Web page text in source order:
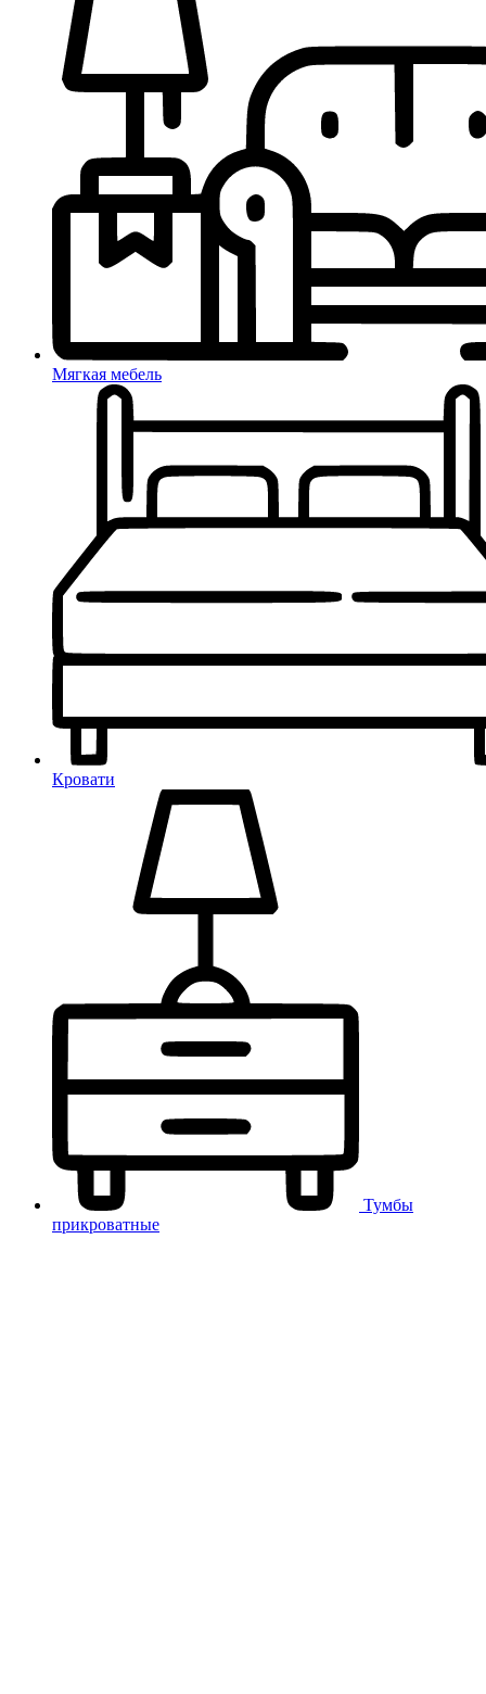
Мягкая мебель
Кровати
Тумбы
прикроватные